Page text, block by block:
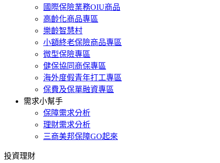
國際保險業務OIU商品
高齡化商品專區
樂齡智慧村
小額終老保險商品專區
微型保險專區
健保協同商保專區
海外度假青年打工專區
保費及保單融資專區
需求小幫手
保障需求分析
理財需求分析
三商美邦保障GO起來
投資理財